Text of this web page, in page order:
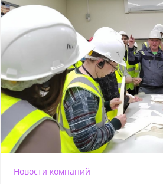
Новости компаний